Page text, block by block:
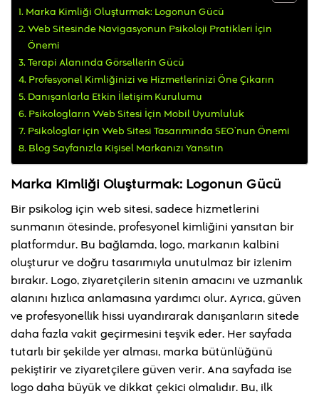
Marka Kimliği Oluşturmak: Logonun Gücü
Web Sitesinde Navigasyonun Psikoloji Pratikleri İçin
Önemi
Terapi Alanında Görsellerin Gücü
Profesyonel Kimliğinizi ve Hizmetlerinizi Öne Çıkarın
Danışanlarla Etkin İletişim Kurulumu
Psikologların Web Sitesi İçin Mobil Uyumluluk
Psikologlar için Web Sitesi Tasarımında SEO’nun Önemi
Blog Sayfanızla Kişisel Markanızı Yansıtın
Marka Kimliği Oluşturmak: Logonun Gücü
Bir psikolog için web sitesi, sadece hizmetlerini
sunmanın ötesinde, profesyonel kimliğini yansıtan bir
platformdur. Bu bağlamda, logo, markanın kalbini
oluşturur ve doğru tasarımıyla unutulmaz bir izlenim
bırakır. Logo, ziyaretçilerin sitenin amacını ve uzmanlık
alanını hızlıca anlamasına yardımcı olur. Ayrıca, güven
ve profesyonellik hissi uyandırarak danışanların sitede
daha fazla vakit geçirmesini teşvik eder. Her sayfada
tutarlı bir şekilde yer alması, marka bütünlüğünü
pekiştirir ve ziyaretçilere güven verir. Ana sayfada ise
logo daha büyük ve dikkat çekici olmalıdır. Bu, ilk